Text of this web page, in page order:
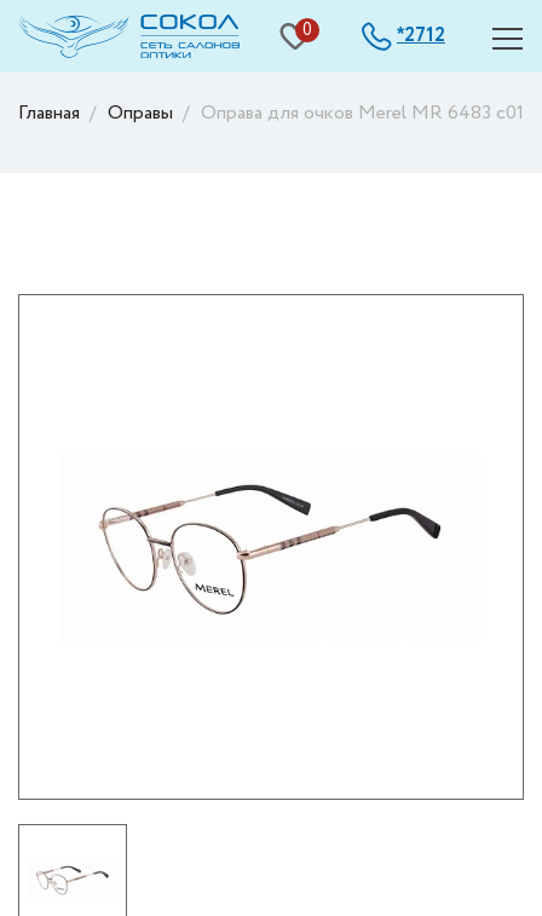
0 *2712
Главная Оправы Оправа для очков Merel МR 6483 c01